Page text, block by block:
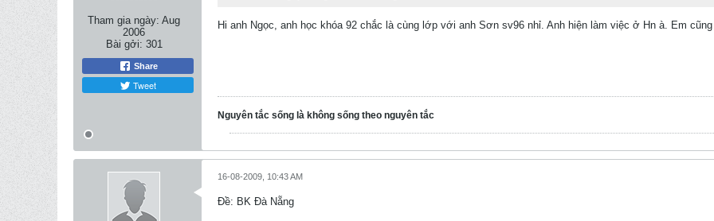
Tham gia ngày: Aug
2006
Bài gởi: 301
Share
Tweet
Hi anh Ngọc, anh học khóa 92 chắc là cùng lớp với anh Sơn sv96 nhỉ. Anh hiện làm việc ở Hn à. Em
Nguyên tắc sống là không sống theo nguyên tắc
16-08-2009, 10:43 AM
Ðề: BK Đà Nẵng